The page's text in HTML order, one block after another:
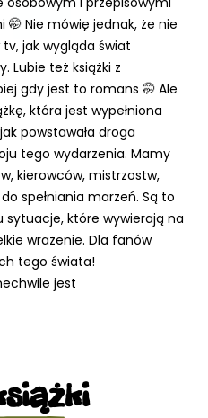
Nie mówię jednak, że nie
jak wygląda świat
Lubie też książki z
gdy jest to romans 🤭 Ale
która jest wypełniona
powstawała droga
tego wydarzenia. Mamy
kierowców, mistrzostw,
spełniania marzeń. Są to
sytuacje, które wywierają na
wrażenie. Dla fanów
tego świata!
jest